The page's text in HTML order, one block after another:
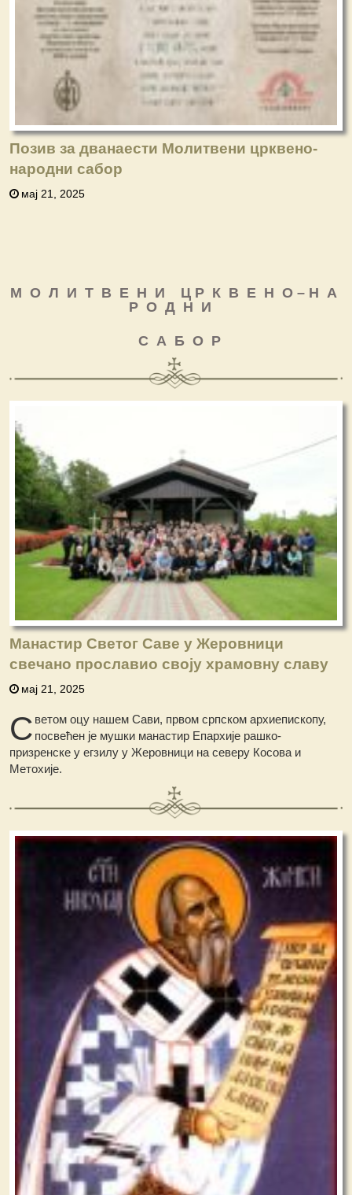
Позив за дванаести Молитвени црквено-
народни сабор
мај 21, 2025
М О Л И Т В Е Н И Ц Р К В Е Н О – Н А
Р О Д Н И
С А Б О Р
Манастир Светог Саве у Жеровници
свечано прославио своју храмовну славу
мај 21, 2025
С ветом оцу нашем Сави, првом српском архиепископу,
посвећен је мушки манастир Епархије рашко-
призренске у егзилу у Жеровници на северу Косова и
Метохије.